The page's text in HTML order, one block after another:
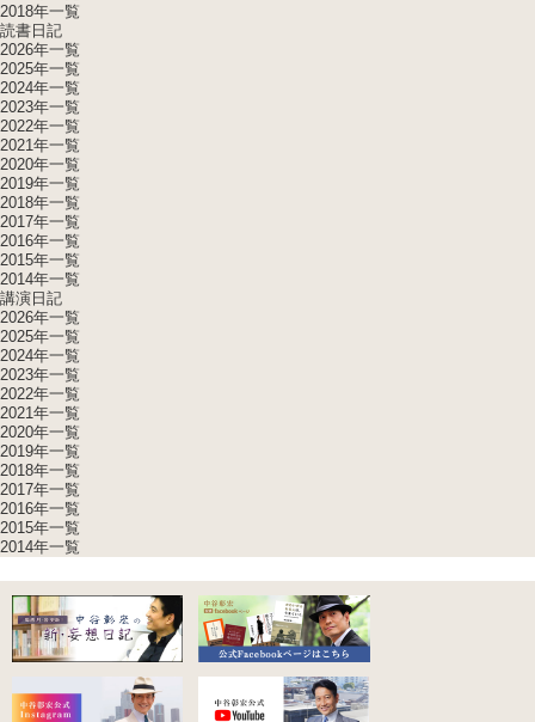
2018年一覧
読書日記
2026年一覧
2025年一覧
2024年一覧
2023年一覧
2022年一覧
2021年一覧
2020年一覧
2019年一覧
2018年一覧
2017年一覧
2016年一覧
2015年一覧
2014年一覧
講演日記
2026年一覧
2025年一覧
2024年一覧
2023年一覧
2022年一覧
2021年一覧
2020年一覧
2019年一覧
2018年一覧
2017年一覧
2016年一覧
2015年一覧
2014年一覧